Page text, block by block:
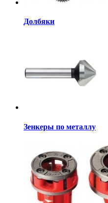
Долбяки
Зенкеры по металлу